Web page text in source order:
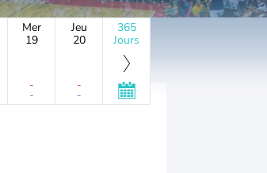
Mer
19
-
-
Jeu
20
-
-
365
Jours